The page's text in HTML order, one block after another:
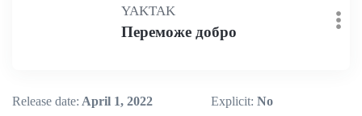
YAKTAK
Переможе добро
Release date: April 1, 2022
Explicit: No